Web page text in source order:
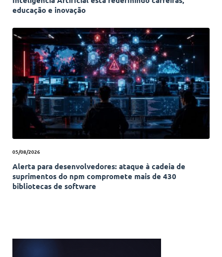
educação e inovação
05/08/2026
Alerta para desenvolvedores: ataque à cadeia de
suprimentos do npm compromete mais de 430
bibliotecas de software